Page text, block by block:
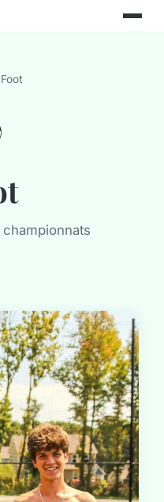
championnats